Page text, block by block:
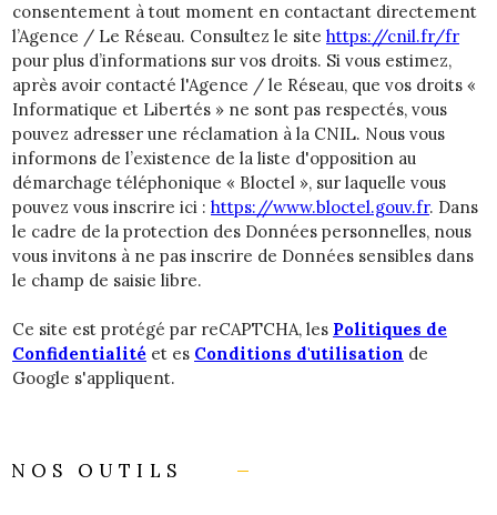
consentement à tout moment en contactant directement
l’Agence / Le Réseau. Consultez le site https://cnil.fr/fr
pour plus d’informations sur vos droits. Si vous estimez,
après avoir contacté l'Agence / le Réseau, que vos droits «
Informatique et Libertés » ne sont pas respectés, vous
pouvez adresser une réclamation à la CNIL. Nous vous
informons de l’existence de la liste d'opposition au
démarchage téléphonique « Bloctel », sur laquelle vous
pouvez vous inscrire ici : https://www.bloctel.gouv.fr. Dans
le cadre de la protection des Données personnelles, nous
vous invitons à ne pas inscrire de Données sensibles dans
le champ de saisie libre.
Ce site est protégé par reCAPTCHA, les Politiques de
Confidentialité et es Conditions d'utilisation de
Google s'appliquent.
NOS OUTILS